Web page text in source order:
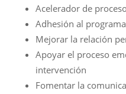
Acelerador de
Adhesión al programa
Mejorar la relación
Apoyar el proceso
intervención
Fomentar la